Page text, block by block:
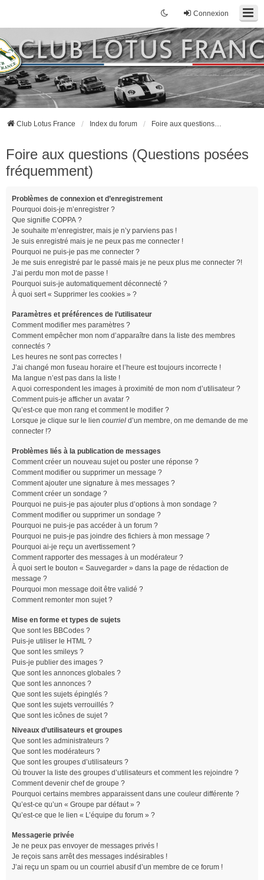
Connexion
Club Lotus France Index du forum Foire aux questions (Questions posées fréquemment)
Foire aux questions (Questions posées
fréquemment)
Problèmes de connexion et d’enregistrement
Pourquoi dois-je m’enregistrer ?
Que signifie COPPA ?
Je souhaite m’enregistrer, mais je n’y parviens pas !
Je suis enregistré mais je ne peux pas me connecter !
Pourquoi ne puis-je pas me connecter ?
Je me suis enregistré par le passé mais je ne peux plus me connecter ?!
J’ai perdu mon mot de passe !
Pourquoi suis-je automatiquement déconnecté ?
À quoi sert « Supprimer les cookies » ?
Paramètres et préférences de l’utilisateur
Comment modifier mes paramètres ?
Comment empêcher mon nom d’apparaître dans la liste des membres
connectés ?
Les heures ne sont pas correctes !
J’ai changé mon fuseau horaire et l’heure est toujours incorrecte !
Ma langue n’est pas dans la liste !
A quoi correspondent les images à proximité de mon nom d’utilisateur ?
Comment puis-je afficher un avatar ?
Qu’est-ce que mon rang et comment le modifier ?
Lorsque je clique sur le lien courriel d’un membre, on me demande de me
connecter !?
Problèmes liés à la publication de messages
Comment créer un nouveau sujet ou poster une réponse ?
Comment modifier ou supprimer un message ?
Comment ajouter une signature à mes messages ?
Comment créer un sondage ?
Pourquoi ne puis-je pas ajouter plus d’options à mon sondage ?
Comment modifier ou supprimer un sondage ?
Pourquoi ne puis-je pas accéder à un forum ?
Pourquoi ne puis-je pas joindre des fichiers à mon message ?
Pourquoi ai-je reçu un avertissement ?
Comment rapporter des messages à un modérateur ?
À quoi sert le bouton « Sauvegarder » dans la page de rédaction de
message ?
Pourquoi mon message doit être validé ?
Comment remonter mon sujet ?
Mise en forme et types de sujets
Que sont les BBCodes ?
Puis-je utiliser le HTML ?
Que sont les smileys ?
Puis-je publier des images ?
Que sont les annonces globales ?
Que sont les annonces ?
Que sont les sujets épinglés ?
Que sont les sujets verrouillés ?
Que sont les icônes de sujet ?
Niveaux d’utilisateurs et groupes
Que sont les administrateurs ?
Que sont les modérateurs ?
Que sont les groupes d’utilisateurs ?
Où trouver la liste des groupes d’utilisateurs et comment les rejoindre ?
Comment devenir chef de groupe ?
Pourquoi certains membres apparaissent dans une couleur différente ?
Qu’est-ce qu’un « Groupe par défaut » ?
Qu’est-ce que le lien « L’équipe du forum » ?
Messagerie privée
Je ne peux pas envoyer de messages privés !
Je reçois sans arrêt des messages indésirables !
J’ai reçu un spam ou un courriel abusif d’un membre de ce forum !